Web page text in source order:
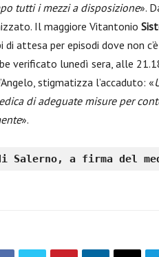
tutti i mezzi a disposizione».
Il maggiore Vitantonio
di attesa per episodi dove non
verificato lunedì sera, alle
stigmatizza l’accaduto: «
di adeguate misure per
».
a firma del